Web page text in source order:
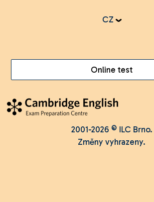
CZ
Online test
2001-2026 © ILC Brno.
Změny vyhrazeny.